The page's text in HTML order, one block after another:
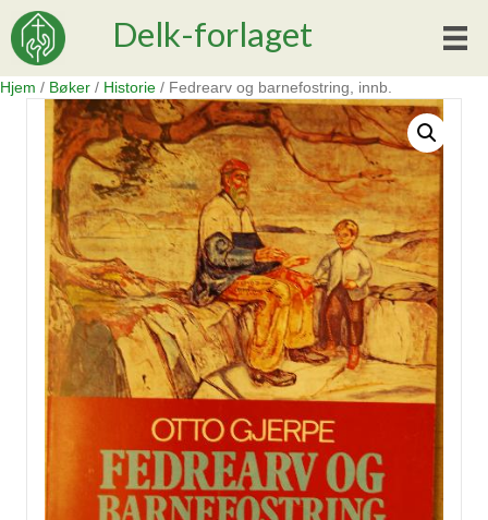
Delk-forlaget
Hjem / Bøker / Historie / Fedrearv og barnefostring, innb.